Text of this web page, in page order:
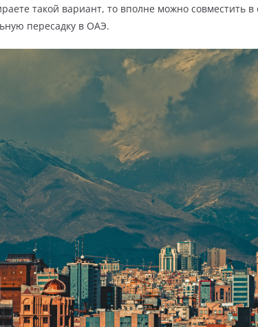
такой вариант, то вполне можно совместить
пересадку в ОАЭ.